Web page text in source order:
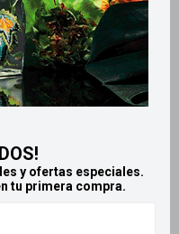
y ofertas especiales.
tu primera compra.
interesar